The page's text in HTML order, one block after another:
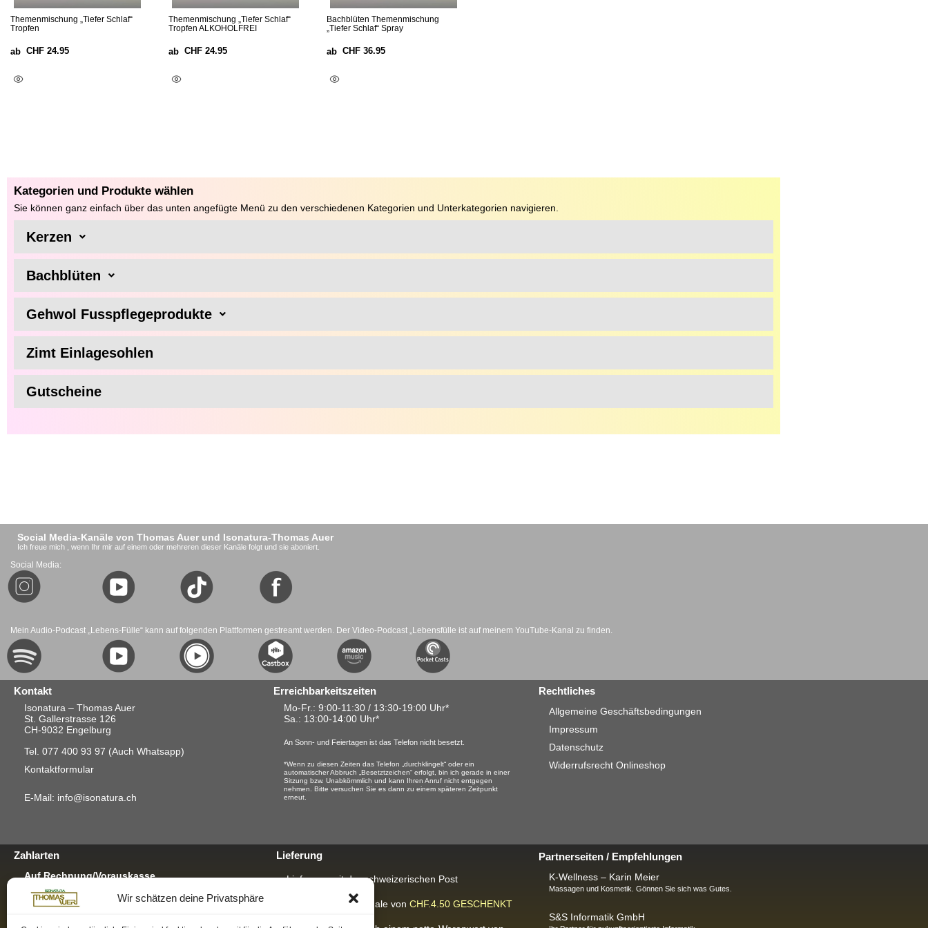
Wir schätzen deine Privatsphäre
Themenmischung „Tiefer Schlaf“
Tropfen
ab CHF 24.95
Themenmischung „Tiefer Schlaf“
Tropfen ALKOHOLFREI
ab CHF 24.95
Bachblüten Themenmischung
„Tiefer Schlaf“ Spray
ab CHF 36.95
Kategorien und Produkte wählen
Sie können ganz einfach über das unten angefügte Menü zu den verschiedenen Kategorien und Unterkategorien navigieren.
Kerzen
Bachblüten
Gehwol Fusspflegeprodukte
Zimt Einlagesohlen
Gutscheine
Social Media-Kanäle von Thomas Auer und Isonatura-Thomas Auer
Ich freue mich , wenn Ihr mir auf einem oder mehreren dieser Kanäle folgt und sie aboniert.
Social Media:
Mein Audio-Podcast „Lebens-Fülle“ kann auf folgenden Plattformen gestreamt werden. Der Video-Podcast „Lebensfülle ist auf meinem YouTube-Kanal zu finden.
Kontakt
Isonatura – Thomas Auer
St. Gallerstrasse 126
CH-9032 Engelburg
Tel. 077 400 93 97 (Auch Whatsapp)
Kontaktformular
E-Mail: info@isonatura.ch
Erreichbarkeitszeiten
Mo-Fr.: 9:00-11:30 / 13:30-19:00 Uhr*
Sa. : 13:00-14:00 Uhr*
An Sonn- und Feiertagen ist das Telefon nicht besetzt.
*Wenn zu diesen Zeiten das Telefon „durchklingelt“ oder ein
automatischer Abbruch „Besetztzeichen“ erfolgt, bin ich gerade in einer
Sitzung bzw. Unabkömmlich und kann Ihren Anruf nicht entgegen
nehmen. Bitte versuchen Sie es dann zu einem späteren Zeitpunkt
erneut.
Rechtliches
Allgemeine Geschäftsbedingungen
Impressum
Datenschutz
Widerrufsrecht Onlineshop
Zahlarten
Auf Rechnung/Vorauskasse
Postschalter-Zahlung.
Für mehr Infos hier klicken
Lieferung
Lieferung mit der schweizerischen Post
Verpackungspauschale von CHF.4.50 GESCHENKT
Partnerseiten / Empfehlungen
K-Wellness – Karin Meier
Massagen und Kosmetik. Gönnen Sie sich was Gutes.
S&S Informatik GmbH